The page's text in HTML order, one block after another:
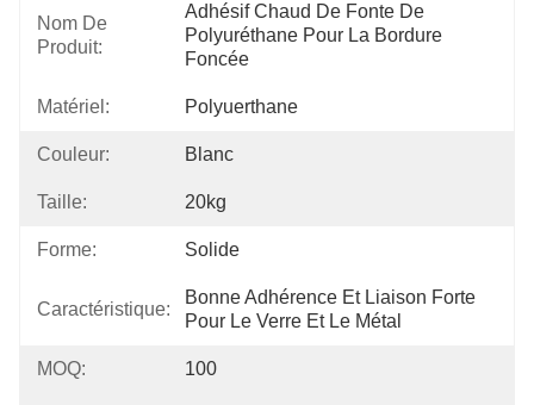
Nom De
Produit:
Adhésif Chaud De Fonte De
Polyuréthane Pour La Bordure
Foncée
Matériel: Polyuerthane
Couleur: Blanc
Taille: 20kg
Forme: Solide
Caractéristique:
Bonne Adhérence Et Liaison Forte
Pour Le Verre Et Le Métal
MOQ: 100